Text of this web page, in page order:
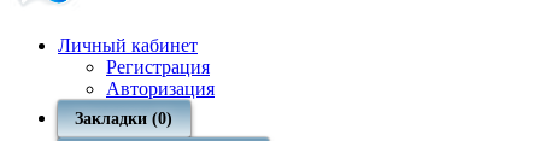
Личный кабинет
Регистрация
Авторизация
Закладки (0)